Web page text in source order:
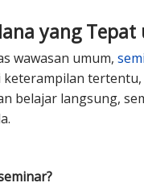
yang
wawasan umum,
belajar langsung,